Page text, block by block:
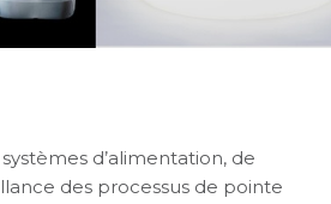
d’alimentation, de
des processus de pointe